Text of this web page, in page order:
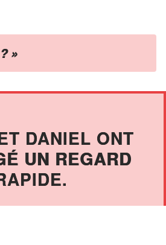
»
DANIEL ONT
UN REGARD